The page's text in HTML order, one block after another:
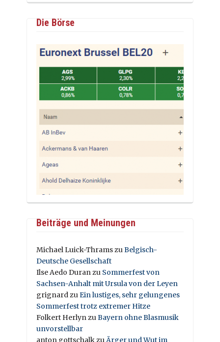
Die Börse
Beiträge und Meinungen
Michael Luick-ThramszuBelgisch-
Deutsche Gesellschaft
Ilse Aedo Duranzu Sommerfest von
Sachsen-Anhalt mit Ursula von der Leyen
grignardzuEin lustiges, sehr gelungenes
Sommerfest trotz extremer Hitze
Folkert HerlynzuBayern ohne Blasmusik
unvorstellbar
anton gottschalkzuÄrger und Wut im